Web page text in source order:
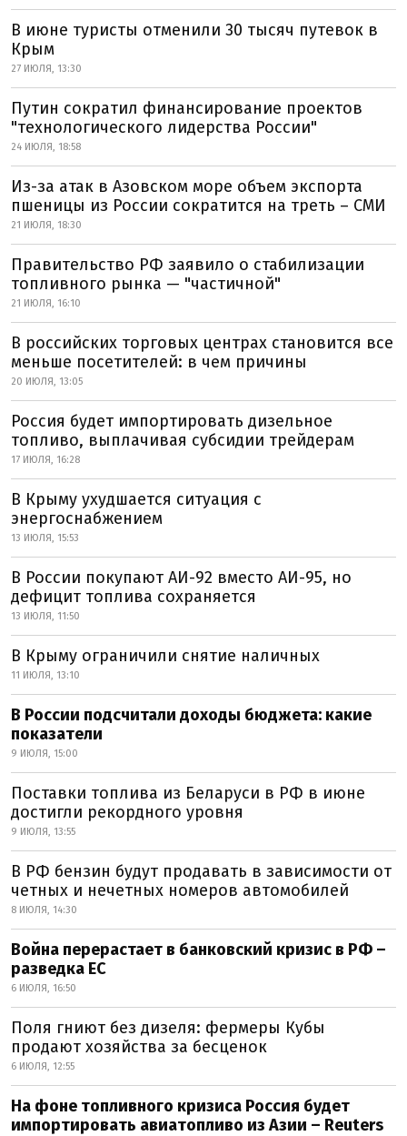
В июне туристы отменили 30 тысяч путевок в
Крым
27 ИЮЛЯ, 13:30
Путин сократил финансирование проектов
"технологического лидерства России"
24 ИЮЛЯ, 18:58
Из-за атак в Азовском море объем экспорта
пшеницы из России сократится на треть – СМИ
21 ИЮЛЯ, 18:30
Правительство РФ заявило о стабилизации
топливного рынка — "частичной"
21 ИЮЛЯ, 16:10
В российских торговых центрах становится все
меньше посетителей: в чем причины
20 ИЮЛЯ, 13:05
Россия будет импортировать дизельное
топливо, выплачивая субсидии трейдерам
17 ИЮЛЯ, 16:28
В Крыму ухудшается ситуация с
энергоснабжением
13 ИЮЛЯ, 15:53
В России покупают АИ-92 вместо АИ-95, но
дефицит топлива сохраняется
13 ИЮЛЯ, 11:50
В Крыму ограничили снятие наличных
11 ИЮЛЯ, 13:10
В России подсчитали доходы бюджета: какие
показатели
9 ИЮЛЯ, 15:00
Поставки топлива из Беларуси в РФ в июне
достигли рекордного уровня
9 ИЮЛЯ, 13:55
В РФ бензин будут продавать в зависимости от
четных и нечетных номеров автомобилей
8 ИЮЛЯ, 14:30
Война перерастает в банковский кризис в РФ –
разведка ЕС
6 ИЮЛЯ, 16:50
Поля гниют без дизеля: фермеры Кубы
продают хозяйства за бесценок
6 ИЮЛЯ, 12:55
На фоне топливного кризиса Россия будет
импортировать авиатопливо из Азии – Reuters